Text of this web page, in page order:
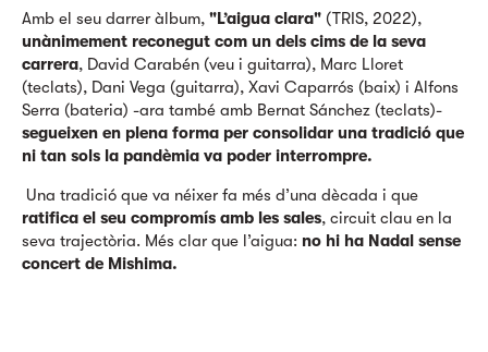
Amb el seu darrer àlbum, "L’aigua clara" (TRIS, 2022),
unànimement reconegut com un dels cims de la seva
carrera, David Carabén (veu i guitarra), Marc Lloret
(teclats), Dani Vega (guitarra), Xavi Caparrós (baix) i Alfons
Serra (bateria) -ara també amb Bernat Sánchez (teclats)-
segueixen en plena forma per consolidar una tradició que
ni tan sols la pandèmia va poder interrompre.
Una tradició que va néixer fa més d’una dècada i que
ratifica el seu compromís amb les sales, circuit clau en la
seva trajectòria. Més clar que l’aigua: no hi ha Nadal sense
concert de Mishima.